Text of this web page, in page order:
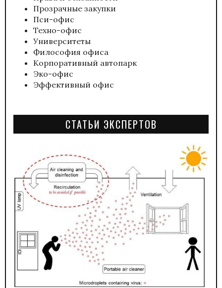
Прозрачные закупки
Пси-офис
Техно-офис
Университеты
Философия офиса
Корпоративный автопарк
Эко-офис
Эффективный офис
СТАТЬИ ЭКСПЕРТОВ